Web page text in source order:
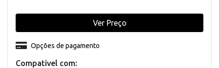
Compativel com:
Opções de pagamento
Ver Preço